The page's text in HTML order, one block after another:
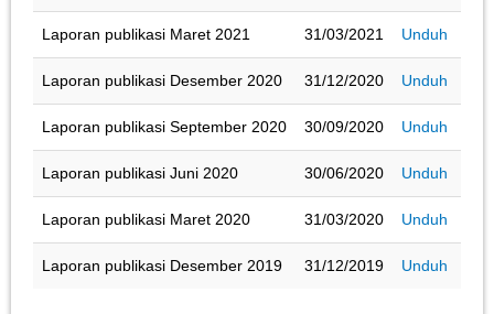
Laporan publikasi Maret 2021 31/03/2021 Unduh
Laporan publikasi Desember 2020 31/12/2020 Unduh
Laporan publikasi September 2020 30/09/2020 Unduh
Laporan publikasi Juni 2020 30/06/2020 Unduh
Laporan publikasi Maret 2020 31/03/2020 Unduh
Laporan publikasi Desember 2019 31/12/2019 Unduh